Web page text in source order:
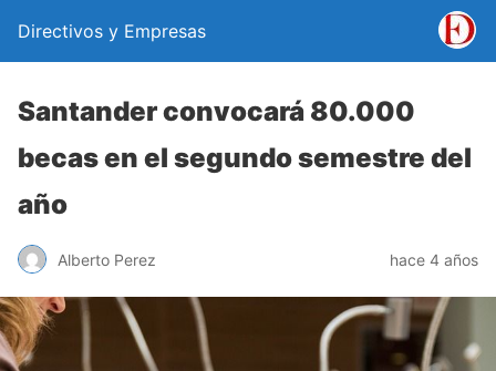
Directivos y Empresas
Santander convocará 80.000
becas en el segundo semestre del
año
Alberto Perez hace 4 años